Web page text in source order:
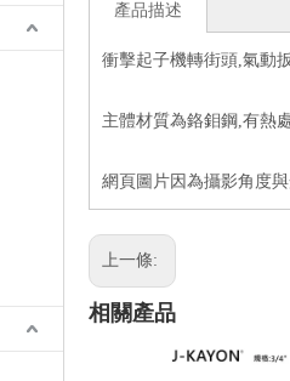
產品描述
衝擊起子機轉街頭,氣動
主體材質為鉻鉬鋼,有熱
網頁圖片因為攝影角度
上一條:
相關產品